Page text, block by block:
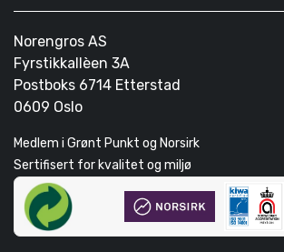
Norengros AS
Fyrstikkallèen 3A
Postboks 6714 Etterstad
0609 Oslo
Medlem i Grønt Punkt og Norsirk
Sertifisert for kvalitet og miljø